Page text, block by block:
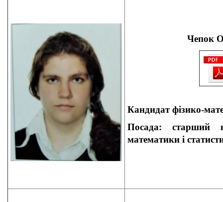
Чепок
Кандидатфізико-
Посада: старший
математики і